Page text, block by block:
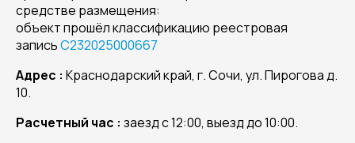
средстве размещения:
объект прошёл классификацию реестровая
записьС232025000667
Адрес : Краснодарский край, г. Сочи, ул. Пирогова д.
10.
Расчетный час : заезд с 12:00, выезд до 10:00.